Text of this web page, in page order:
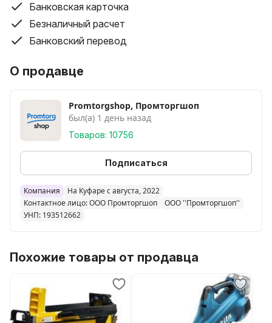
Банковская карточка
Безналичный расчет
Банковский перевод
О продавце
Promtorgshop, Промторгшоп
был(а) 1 день назад
Товаров: 10756
Подписаться
Компания
На Куфаре с августа, 2022
Контактное лицо: ООО Промторгшоп
ООО ''Промторгшоп''
УНП: 193512662
Похожие товары от продавца